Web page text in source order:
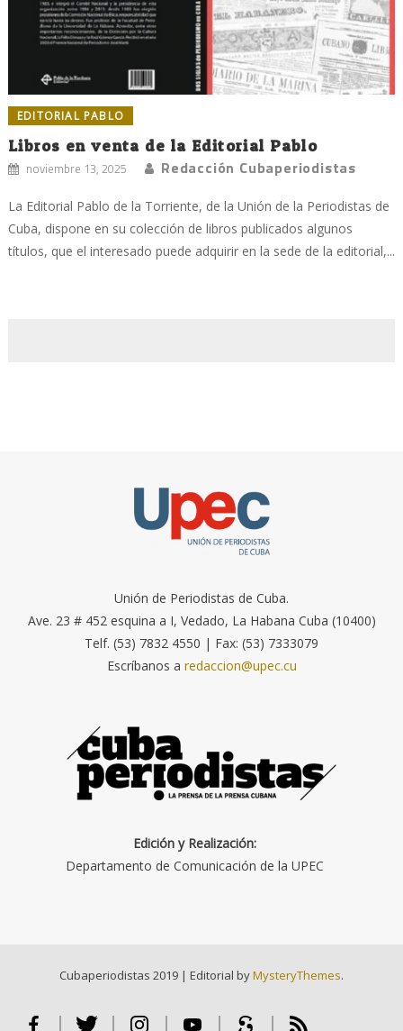
EDITORIAL PABLO
Libros en venta de la Editorial Pablo
noviembre 13, 2025 Redacción Cubaperiodistas
La Editorial Pablo de la Torriente, de la Unión de la Periodistas de
Cuba, dispone en su colección de libros publicados algunos
títulos, que el interesado puede adquirir en la sede de la editorial,...
Unión de Periodistas de Cuba.
Ave. 23 # 452 esquina a I, Vedado, La Habana Cuba (10400)
Telf. (53) 7832 4550 | Fax: (53) 7333079
Escríbanos a redaccion@upec.cu
Edición y Realización:
Departamento de Comunicación de la UPEC
Cubaperiodistas 2019 | Editorial byMysteryThemes.